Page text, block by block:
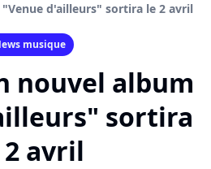
d'ailleurs" sortira le 2 avril
musique
nouvel album
sortira
avril